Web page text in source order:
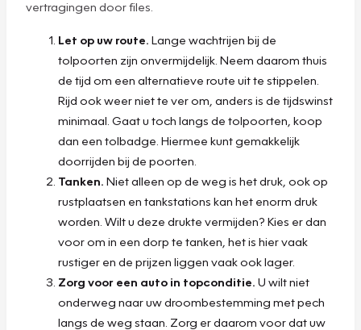
vertragingen door files.
Let op uw route. Lange wachtrijen bij de
tolpoorten zijn onvermijdelijk. Neem daarom thuis
de tijd om een alternatieve route uit te stippelen.
Rijd ook weer niet te ver om, anders is de tijdswinst
minimaal. Gaat u toch langs de tolpoorten, koop
dan een tolbadge. Hiermee kunt gemakkelijk
doorrijden bij de poorten.
Tanken. Niet alleen op de weg is het druk, ook op
rustplaatsen en tankstations kan het enorm druk
worden. Wilt u deze drukte vermijden? Kies er dan
voor om in een dorp te tanken, het is hier vaak
rustiger en de prijzen liggen vaak ook lager.
Zorg voor een auto in topconditie. U wilt niet
onderweg naar uw droombestemming met pech
langs de weg staan. Zorg er daarom voor dat uw